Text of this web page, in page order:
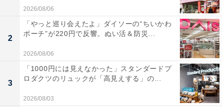
2026/08/06
2
「やっと巡り会えたよ」ダイソーの“ちいかわ
ポーチ”が220円で反響。ぬい活＆防災...
2026/08/06
3
「1000円には見えなかった」スタンダードプ
ロダクツのリュックが「高見えする」の...
2026/08/03